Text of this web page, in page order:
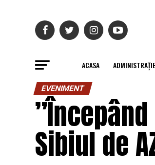
ACASA
EVENIMENT
Sibiul de